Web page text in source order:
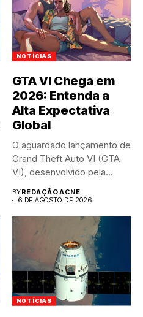
NOTÍCIAS
GTA VI Chega em
2026: Entenda a
Alta Expectativa
Global
O aguardado lançamento de
Grand Theft Auto VI (GTA
VI), desenvolvido pela...
BYREDAÇÃO ACNE
6 DE AGOSTO DE 2026
NOTÍCIAS